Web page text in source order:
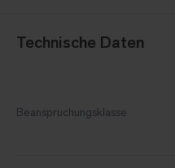
Technische Daten
Beanspruchungsklasse